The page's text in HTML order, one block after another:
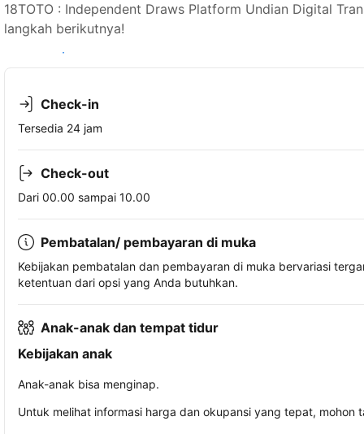
18TOTO : Independent Draws Platform Undian Digital
langkah berikutnya!
Lihat ketersediaan
Check-in
Tersedia 24 jam
Check-out
Dari 00.00 sampai 10.00
Pembatalan/ pembayaran di muka
Kebijakan pembatalan dan pembayaran di muka bervariasi
ketentuan dari opsi yang Anda butuhkan.
Anak-anak dan tempat tidur
Kebijakan anak
Anak-anak bisa menginap.
Untuk melihat informasi harga dan okupansi yang tepat,